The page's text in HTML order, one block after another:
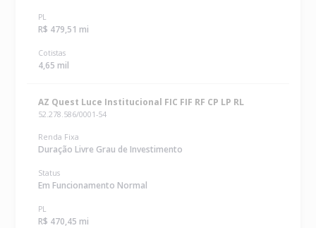
PL
R$ 479,51 mi
Cotistas
4,65 mil
AZ Quest Luce Institucional FIC FIF RF CP LP RL
52.278.586/0001-54
Renda Fixa
Duração Livre Grau de Investimento
Status
Em Funcionamento Normal
PL
R$ 470,45 mi